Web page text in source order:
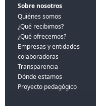
Sobre nosotros
Quiénes somos
¿Qué recibimos?
¿Qué ofrecemos?
Empresas y entidades
colaboradoras
Transparencia
Dónde estamos
Proyecto pedagógico